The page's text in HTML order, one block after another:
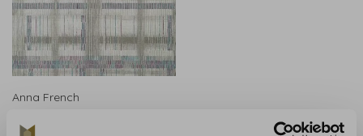
Anna French
Weave Grey - AT9848